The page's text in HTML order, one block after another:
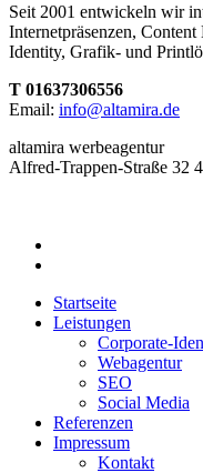
Seit 2001 entwickeln wir
Internetpräsenzen,
Identity, Grafik- und
T 01637306556
Email: info@altamira.de
altamira werbeagentur
Alfred-Trappen-Straße 32
Startseite
Leistungen
Corporate-
Webagentur
SEO
Social Media
Referenzen
Impressum
Kontakt